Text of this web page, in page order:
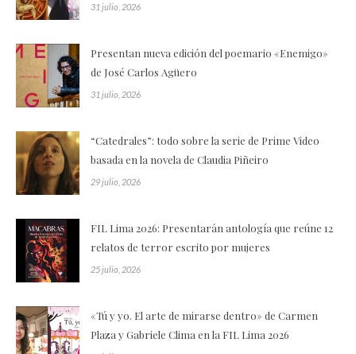
31 julio, 2026
Presentan nueva edición del poemario «Enemigo»
de José Carlos Agüero
31 julio, 2026
“Catedrales”: todo sobre la serie de Prime Video
basada en la novela de Claudia Piñeiro
29 julio, 2026
FIL Lima 2026: Presentarán antología que reúne 12
relatos de terror escrito por mujeres
25 julio, 2026
«Tú y yo. El arte de mirarse dentro» de Carmen
Plaza y Gabriele Clima en la FIL Lima 2026